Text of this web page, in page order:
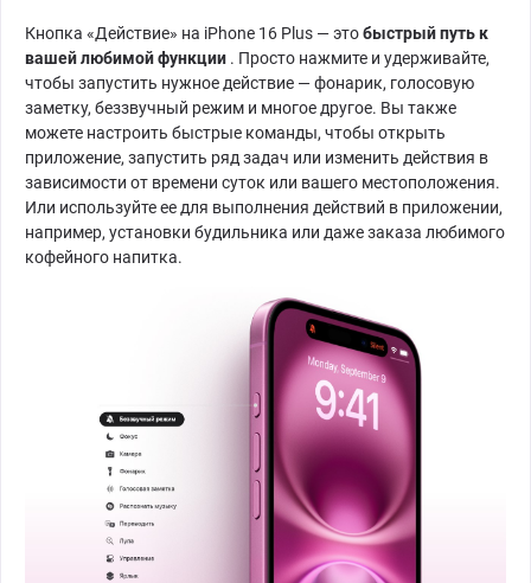
Кнопка «Действие» на iPhone 16 Plus — этобыстрый путь к
вашей любимой функции . Просто нажмите и удерживайте,
чтобы запустить нужное действие — фонарик, голосовую
заметку, беззвучный режим и многое другое. Вы также
можете настроить быстрые команды, чтобы открыть
приложение, запустить ряд задач или изменить действия в
зависимости от времени суток или вашего местоположения.
Или используйте ее для выполнения действий в приложении,
например, установки будильника или даже заказа любимого
кофейного напитка.